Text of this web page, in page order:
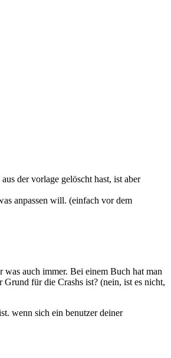
der vorlage gelöscht hast, ist aber
anpassen will. (einfach vor dem
auch immer. Bei einem Buch hat man
Grund für die Crashs ist? (nein, ist es nicht,
wenn sich ein benutzer deiner